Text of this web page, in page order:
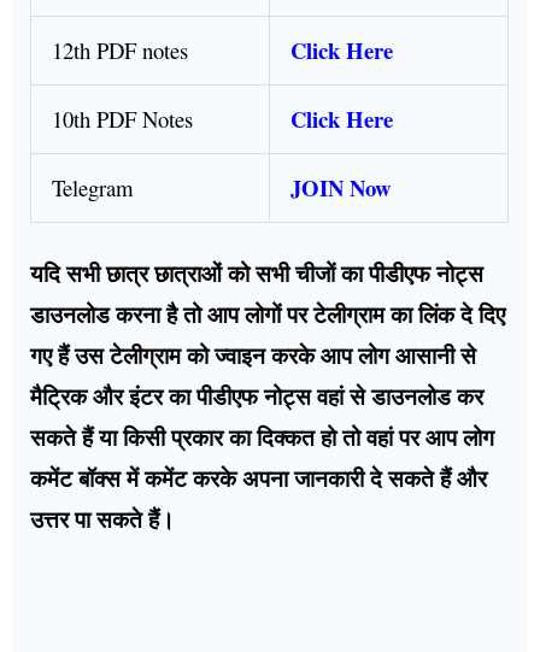
12th PDF notes Click Here
10th PDF Notes Click Here
Telegram JOIN Now
यदि सभी छात्र छात्राओं को सभी चीजों का पीडीएफ नोट्स
डाउनलोड करना है तो आप लोगों पर टेलीग्राम का लिंक दे दिए
गए हैं उस टेलीग्राम को ज्वाइन करके आप लोग आसानी से
मैट्रिक और इंटर का पीडीएफ नोट्स वहां से डाउनलोड कर
सकते हैं या किसी प्रकार का दिक्कत हो तो वहां पर आप लोग
कमेंट बॉक्स में कमेंट करके अपना जानकारी दे सकते हैं और
उत्तर पा सकते हैं।